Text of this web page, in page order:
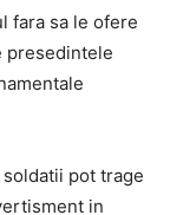
fara sa le ofere
presedintele
pot trage
in